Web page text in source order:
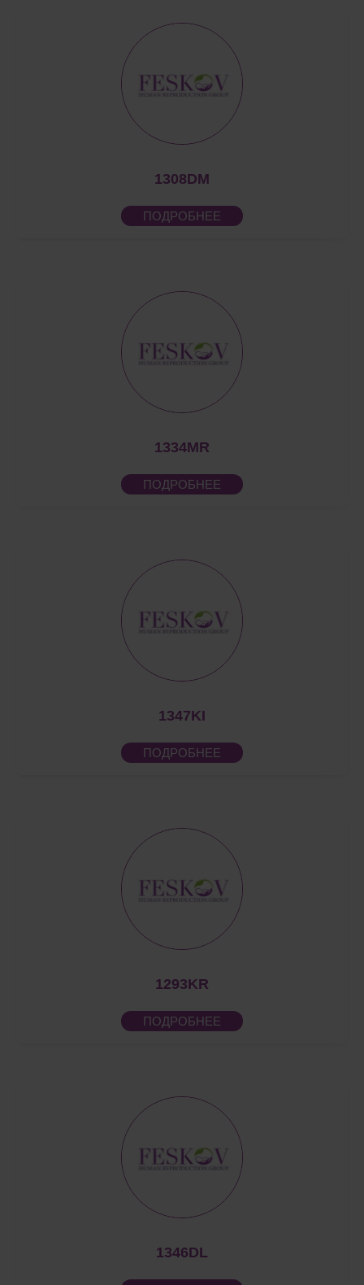
1308DM
ПОДРОБНЕЕ
1334MR
ПОДРОБНЕЕ
1347KI
ПОДРОБНЕЕ
1293KR
ПОДРОБНЕЕ
1346DL